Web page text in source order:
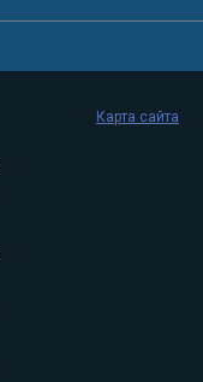
Карта сайта